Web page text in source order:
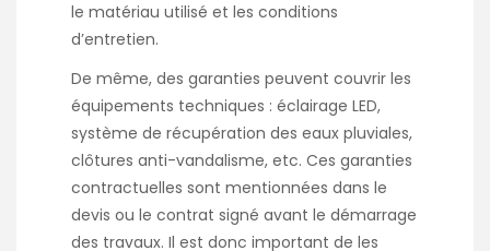
le matériau utilisé et les conditions
d’entretien.
De même, des garanties peuvent couvrir les
équipements techniques : éclairage LED,
système de récupération des eaux pluviales,
clôtures anti-vandalisme, etc. Ces garanties
contractuelles sont mentionnées dans le
devis ou le contrat signé avant le démarrage
des travaux. Il est donc important de les